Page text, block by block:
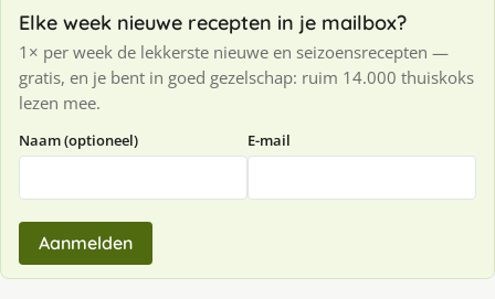
Elke week nieuwe recepten in je mailbox?
1× per week de lekkerste nieuwe en seizoensrecepten —
gratis, en je bent in goed gezelschap: ruim 14.000 thuiskoks
lezen mee.
Naam (optioneel) E-mail
Aanmelden